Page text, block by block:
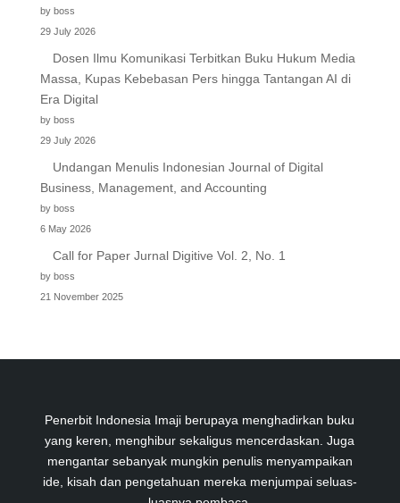
by boss
29 July 2026
Dosen Ilmu Komunikasi Terbitkan Buku Hukum Media
Massa, Kupas Kebebasan Pers hingga Tantangan AI di
Era Digital
by boss
29 July 2026
Undangan Menulis Indonesian Journal of Digital
Business, Management, and Accounting
by boss
6 May 2026
Call for Paper Jurnal Digitive Vol. 2, No. 1
by boss
21 November 2025
Penerbit Indonesia Imaji berupaya menghadirkan buku
yang keren, menghibur sekaligus mencerdaskan. Juga
mengantar sebanyak mungkin penulis menyampaikan
ide, kisah dan pengetahuan mereka menjumpai seluas-